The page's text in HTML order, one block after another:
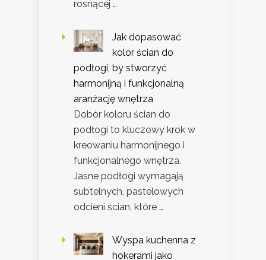
rosnącej …
Jak dopasować
kolor ścian do
podłogi, by stworzyć
harmonijną i funkcjonalną
aranżację wnętrza
Dobór koloru ścian do
podłogi to kluczowy krok w
kreowaniu harmonijnego i
funkcjonalnego wnętrza.
Jasne podłogi wymagają
subtelnych, pastelowych
odcieni ścian, które …
Wyspa kuchenna z
hokerami jako